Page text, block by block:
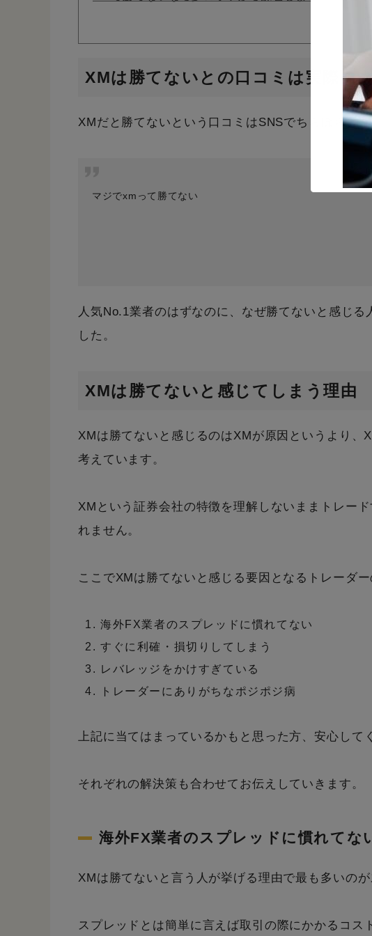
XMは勝てないとの口コミは実際に
XMだと勝てないという口コミはSNSでちらほらと
マジでxmって勝てない
人気No.1業者のはずなのに、なぜ勝てないと感じ
した。
XMは勝てないと感じてしまう理由
XMは勝てないと感じるのはXMが原因というより、
考えています。
XMという証券会社の特徴を理解しないままトレー
れません。
ここでXMは勝てないと感じる要因となるトレーダ
海外FX業者のスプレッドに慣れてない
すぐに利確・損切りしてしまう
レバレッジをかけすぎている
トレーダーにありがちなポジポジ病
上記に当てはまっているかもと思った方、安心して
それぞれの解決策も合わせてお伝えしていきます。
海外FX業者のスプレッドに慣れてな
XMは勝てないと言う人が挙げる理由で最も多いのが
スプレッドとは簡単に言えば取引の際にかかるコス